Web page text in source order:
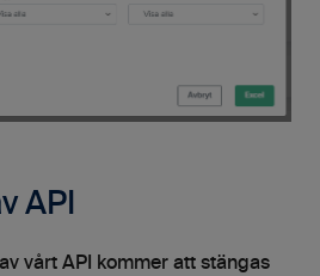
API
vårt API kommer att stängas